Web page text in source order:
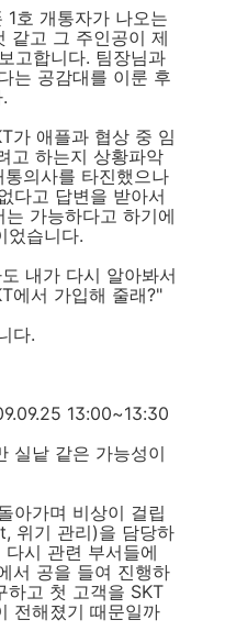
호 개통자가 나오는
같고 그 주인공이 제
고합니다. 팀장님과
는 공감대를 이룬 후
가 애플과 협상 중 임
고 하는지 상황파악
의사를 타진했으나
다고 답변을 받아서
가능하다고 하기에
었습니다.
내가 다시 알아봐서
에서 가입해 줄래?"
다.
13:00~13:30
실낱 같은 가능성이
아가며 비상이 걸립
위기 관리)을 담당하
시 관련 부서들에
서 공을 들여 진행하
하고 첫 고객을 SKT
전해졌기 때문일까